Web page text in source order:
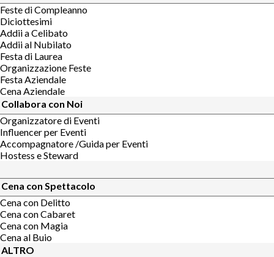
Feste di Compleanno
Diciottesimi
Addii a Celibato
Addii al Nubilato
Festa di Laurea
Organizzazione Feste
Festa Aziendale
Cena Aziendale
Collabora con Noi
Organizzatore di Eventi
Influencer per Eventi
Accompagnatore /Guida per Eventi
Hostess e Steward
Cena con Spettacolo
Cena con Delitto
Cena con Cabaret
Cena con Magia
Cena al Buio
ALTRO